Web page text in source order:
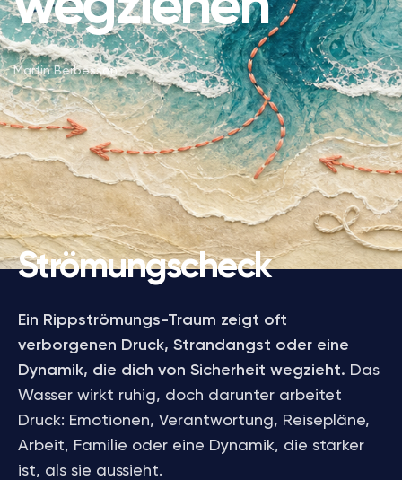
Martin Berbesson
Strömungscheck
Ein Rippströmungs-Traum zeigt oft
verborgenen Druck, Strandangst oder eine
Dynamik, die dich von Sicherheit wegzieht. Das
Wasser wirkt ruhig, doch darunter arbeitet
Druck: Emotionen, Verantwortung, Reisepläne,
Arbeit, Familie oder eine Dynamik, die stärker
ist, als sie aussieht.